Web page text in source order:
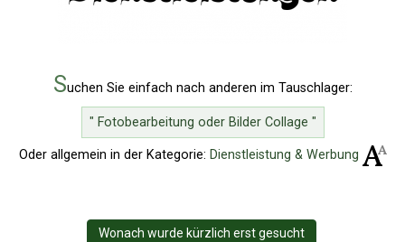
Suchen Sie einfach nach anderen im Tauschlager:
" Fotobearbeitung oder Bilder Collage "
Oder allgemein in der Kategorie: Dienstleistung & Werbung
Wonach wurde kürzlich erst gesucht